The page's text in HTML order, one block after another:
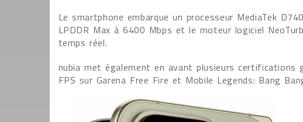
Le smartphone embarque un processeur MediaTek
LPDDR Max à 6400 Mbps et le moteur logiciel
temps réel.
nubia met également en avant plusieurs certifications
FPS sur Garena Free Fire et Mobile Legends: Bang